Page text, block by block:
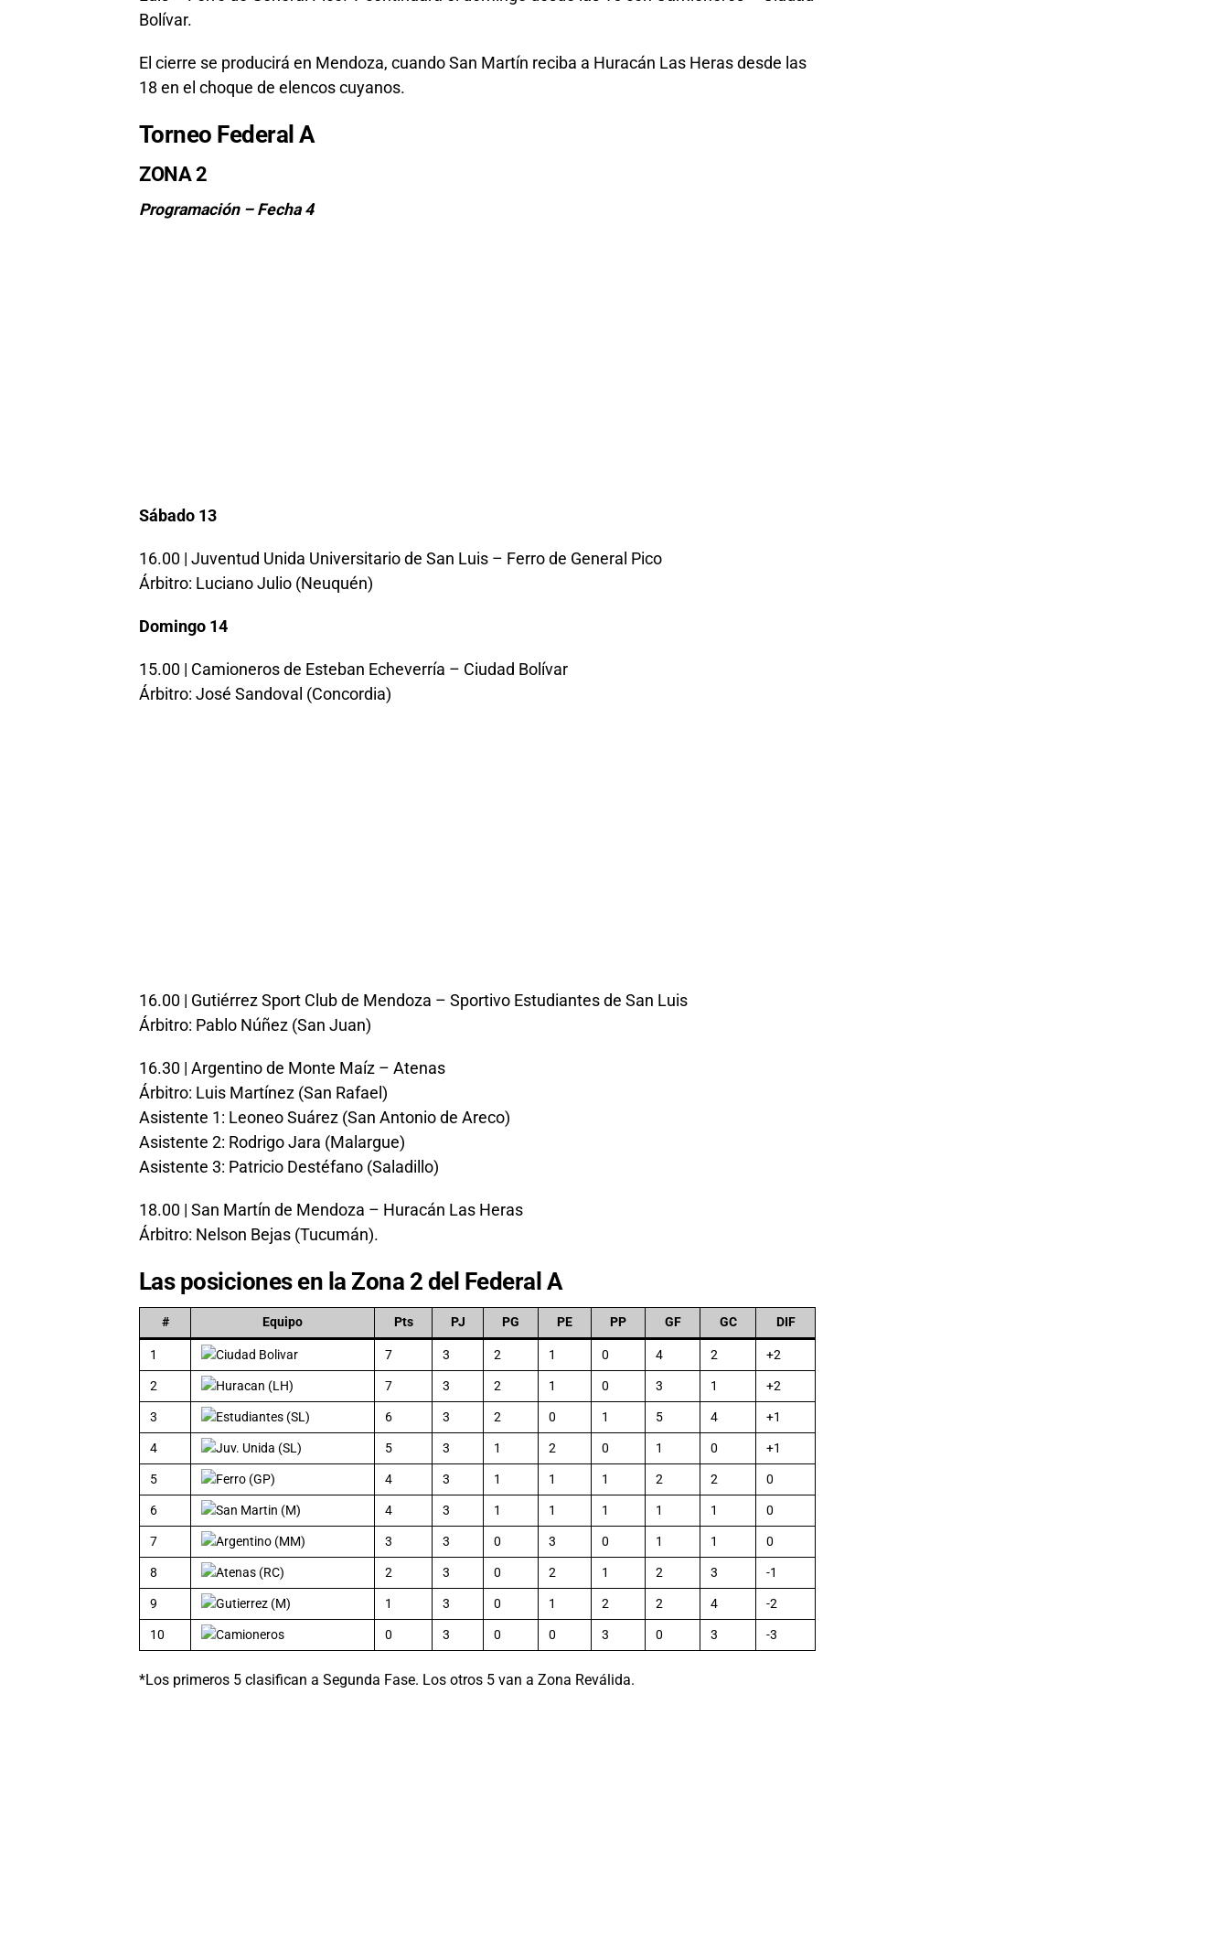
Bolívar.
El cierre se producirá en Mendoza, cuando San Martín reciba a Huracán Las Heras desde las
18 en el choque de elencos cuyanos.
Torneo Federal A
ZONA 2
Programación – Fecha 4
Sábado 13
16.00 | Juventud Unida Universitario de San Luis – Ferro de General Pico
Árbitro: Luciano Julio (Neuquén)
Domingo 14
15.00 | Camioneros de Esteban Echeverría – Ciudad Bolívar
Árbitro: José Sandoval (Concordia)
16.00 | Gutiérrez Sport Club de Mendoza – Sportivo Estudiantes de San Luis
Árbitro: Pablo Núñez (San Juan)
16.30 | Argentino de Monte Maíz – Atenas
Árbitro: Luis Martínez (San Rafael)
Asistente 1: Leoneo Suárez (San Antonio de Areco)
Asistente 2: Rodrigo Jara (Malargue)
Asistente 3: Patricio Destéfano (Saladillo)
18.00 | San Martín de Mendoza – Huracán Las Heras
Árbitro: Nelson Bejas (Tucumán).
Las posiciones en la Zona 2 del Federal A
# Equipo Pts PJ PG PE PP GF GC DIF
1 Ciudad Bolivar 7 3 2 1 0 4 2
+2
2
Huracan (LH) 7 3 2 1 0 3 1
+2
3
Estudiantes (SL) 6 3 2 0 1 5 4
+1
4
Juv. Unida (SL) 5 3 1 2 0 1 0
+1
5
Ferro (GP) 4 3 1 1 1 2 2
0
6
San Martin (M) 4 3 1 1 1 1 1
0
7
Argentino (MM) 3 3 0 3 0 1 1
0
8
Atenas (RC) 2 3 0 2 1 2 3
-1
9
Gutierrez (M) 1 3 0 1 2 2 4
-2
10
Camioneros 0 3 0 0 3 0 3 -3
*Los primeros 5 clasifican a Segunda Fase. Los otros 5 van a Zona Reválida.